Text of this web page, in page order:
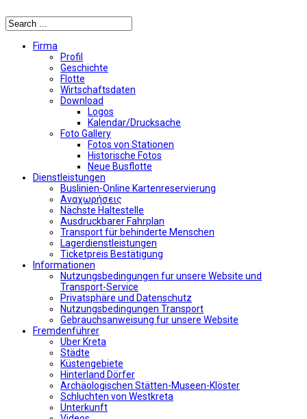
Firma
Profil
Geschichte
Flotte
Wirtschaftsdaten
Download
Logos
Kalendar/Drucksache
Foto Gallery
Fotos von Stationen
Historische Fotos
Neue Busflotte
Dienstleistungen
Buslinien-Online Kartenreservierung
Αναχωρήσεις
Nächste Haltestelle
Αusdruckbarer Fahrplan
Transport für behinderte Menschen
Lagerdienstleistungen
Ticketpreis Bestätigung
Informationen
Nutzungsbedingungen fur unsere Website und
Transport-Service
Privatsphäre und Datenschutz
Nutzungsbedingungen Transport
Gebrauchsanweisung fur unsere Website
Fremdenführer
Uber Kreta
Städte
Küstengebiete
Hinterland Dörfer
Archäologischen Stätten-Museen-Klöster
Schluchten von Westkreta
Unterkunft